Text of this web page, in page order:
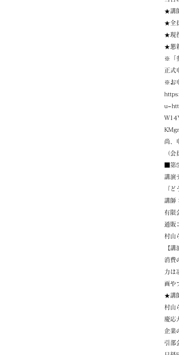
★講
★全
★現
★懇
※「
正式
※お
尚、
（
■第
講演
『
講師：
有限
通販
村山
【講
消費
力は
画や
★講
村山
慶応
企業
引部